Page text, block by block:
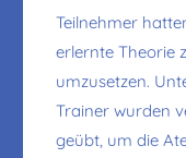
Teilnehmer
erlernte Theorie
umzusetzen.
Trainer wurden
geübt, um die